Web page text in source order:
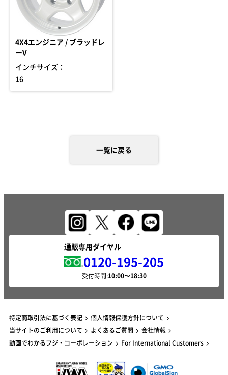
4X4エンジニア / ブラッドレ
ーV
インチサイズ：
16
一覧に戻る
通販専用ダイヤル
0120-195-205
受付時間:
特定商取引法に基づく表記
個人情報保護方針について
当サイトのご利用について
よくあるご質問
会社情報
動画でわかるフジ・コーポレーション
For International Customers